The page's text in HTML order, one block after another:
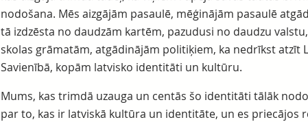
nodošana. Mēs aizgājām pasaulē, mēģinājām pasaulē
tā izdzēsta no daudzām kartēm, pazudusi no daudzu
skolas grāmatām, atgādinājām politiķiem, ka nedrīkst atzīt
Savienībā, kopām latvisko identitāti un kultūru.
Mums, kas trimdā uzauga un centās šo identitāti tālāk
par to, kas ir latviskā kultūra un identitāte, un es priecājos